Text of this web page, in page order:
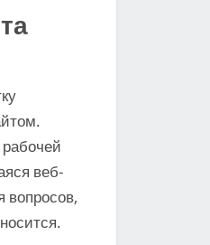
веб-
вопросов,